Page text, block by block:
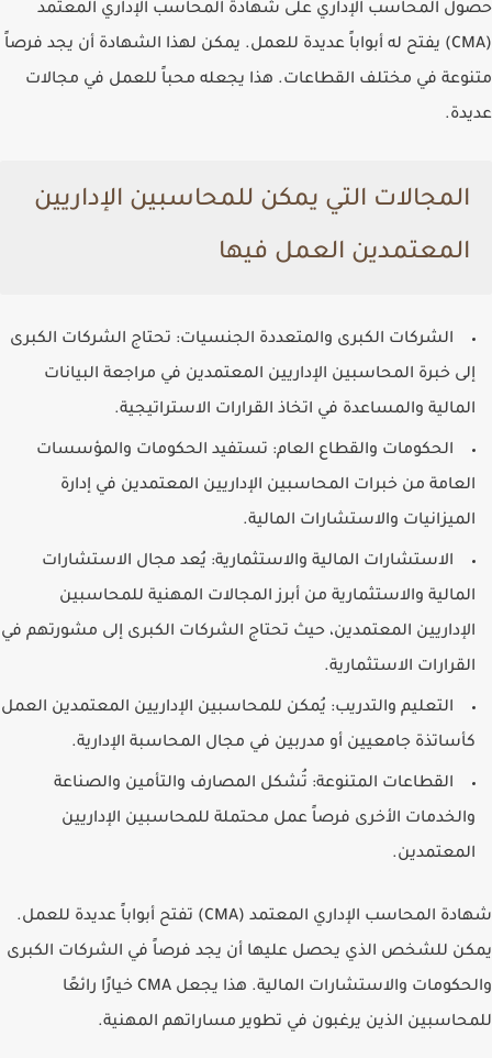
حصول المحاسب الإداري على شهادة المحاسب الإداري المعتمد
(CMA) يفتح له أبواباً عديدة للعمل. يمكن لهذا الشهادة أن يجد فرصاً
متنوعة في مختلف القطاعات. هذا يجعله محباً للعمل في مجالات
عديدة.
المجالات التي يمكن للمحاسبين الإداريين
المعتمدين العمل فيها
الشركات الكبرى والمتعددة الجنسيات: تحتاج الشركات الكبرى
إلى خبرة المحاسبين الإداريين المعتمدين في مراجعة البيانات
المالية والمساعدة في اتخاذ القرارات الاستراتيجية.
الحكومات والقطاع العام: تستفيد الحكومات والمؤسسات
العامة من خبرات المحاسبين الإداريين المعتمدين في إدارة
الميزانيات والاستشارات المالية.
الاستشارات المالية والاستثمارية: يُعد مجال الاستشارات
المالية والاستثمارية من أبرز المجالات المهنية للمحاسبين
الإداريين المعتمدين، حيث تحتاج الشركات الكبرى إلى مشورتهم في
القرارات الاستثمارية.
التعليم والتدريب: يُمكن للمحاسبين الإداريين المعتمدين العمل
كأساتذة جامعيين أو مدربين في مجال المحاسبة الإدارية.
القطاعات المتنوعة: تُشكل المصارف والتأمين والصناعة
والخدمات الأخرى فرصاً عمل محتملة للمحاسبين الإداريين
المعتمدين.
شهادة المحاسب الإداري المعتمد (CMA) تفتح أبواباً عديدة للعمل.
يمكن للشخص الذي يحصل عليها أن يجد فرصاً في الشركات الكبرى
والحكومات والاستشارات المالية. هذا يجعل CMA خيارًا رائعًا
للمحاسبين الذين يرغبون في تطوير مساراتهم المهنية.